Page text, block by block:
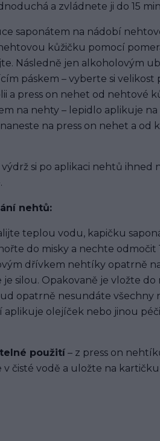
a zvládnete ji do 15
saponátem na nádobí
kůžičku pomocí
Následně jen alkoholovým
páskem – vyberte si
a press on nehet od nehtové
na nehty – lepidlo aplikuje
na press on nehet a
výdrž si po aplikaci nehtů
nehtů:
teplou vodu, kapičku
do misky a nechte odmočit
dřívkem nehtíky opatrně
je silou. Opakovaně je vložte
opatrně nesundáte všechny
aplikuje olejíček nebo jinou
použití – z press on
čisté vodě a uložte na